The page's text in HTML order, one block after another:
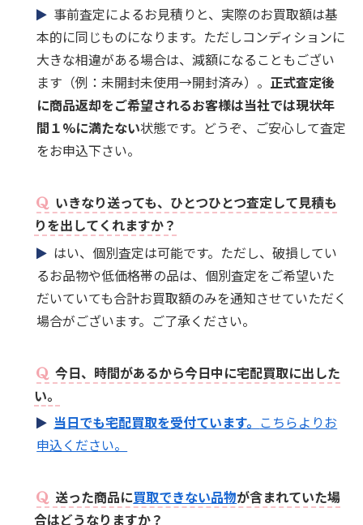
事前査定によるお見積りと、実際のお買取額は基
本的に同じものになります。ただしコンディションに
大きな相違がある場合は、減額になることもござい
ます（例：未開封未使用→開封済み）。 正式査定後
に商品返却をご希望されるお客様は当社では現状年
間１%に満たない状態です。どうぞ、ご安心して査定
をお申込下さい。
いきなり送っても、ひとつひとつ査定して見積も
りを出してくれますか？
はい、個別査定は可能です。ただし、破損してい
るお品物や低価格帯の品は、個別査定をご希望いた
だいていても合計お買取額のみを通知させていただく
場合がございます。ご了承ください。
今日、時間があるから今日中に宅配買取に出した
い。
当日でも宅配買取を受付ています。 こちらよりお
申込ください。
送った商品に買取できない品物が含まれていた場
合はどうなりますか？